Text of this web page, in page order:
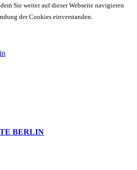
Sie weiter auf dieser Webseite navigieren
der Cookies einverstanden.
BERLIN